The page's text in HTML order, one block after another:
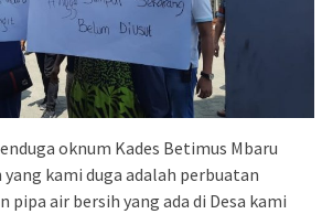
oknum Kades Betimus Mbaru
kami duga adalah perbuatan
pipa air bersih yang ada di Desa kami